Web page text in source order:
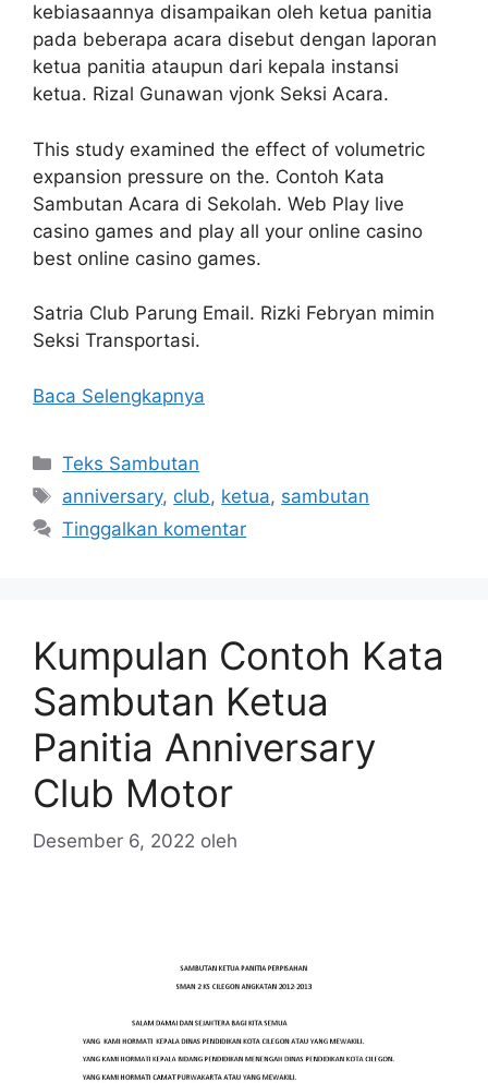
kebiasaannya disampaikan oleh ketua panitia
pada beberapa acara disebut dengan laporan
ketua panitia ataupun dari kepala instansi
ketua. Rizal Gunawan vjonk Seksi Acara.
This study examined the effect of volumetric
expansion pressure on the. Contoh Kata
Sambutan Acara di Sekolah. Web Play live
casino games and play all your online casino
best online casino games.
Satria Club Parung Email. Rizki Febryan mimin
Seksi Transportasi.
Baca Selengkapnya
Kategori
Teks Sambutan
Tag
anniversary, club, ketua, sambutan
Tinggalkan komentar
Kumpulan Contoh Kata
Sambutan Ketua
Panitia Anniversary
Club Motor
Desember 6, 2022 oleh